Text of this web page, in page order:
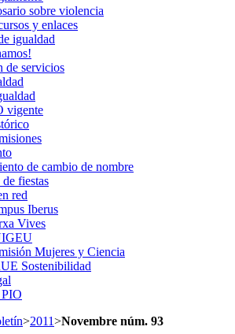
sobre violencia
y enlaces
igualdad
de servicios
vigente
de cambio de nombre
fiestas
red
Iberus
Vives
Mujeres y Ciencia
Sostenibilidad
>2011>Novembre núm. 93